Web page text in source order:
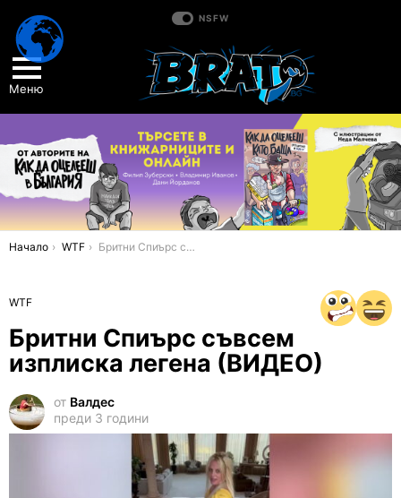
NSFW
Меню
You are here:
Начало WTF Бритни Спиърс съвсем изплиска легена (ВИДЕО)
WTF
Бритни Спиърс съвсем
изплиска легена (ВИДЕО)
от Валдес
преди 3 години